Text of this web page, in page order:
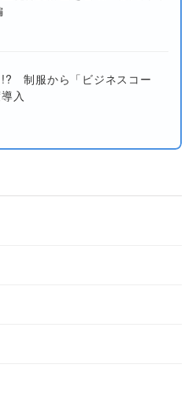
制服から「ビジネスコー
入